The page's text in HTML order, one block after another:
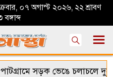
০৭ অগাস্ট ২০২৬, ২২ শ্রাবণ
সড়ক ভেঙে চলাচলে দুর্ভোগ